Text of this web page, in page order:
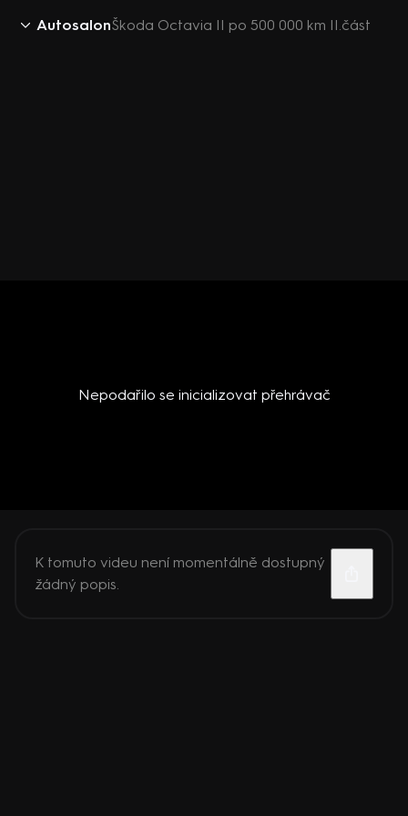
AutosalonŠkoda Octavia II po 500 000 km II.část
Nepodařilo se inicializovat přehrávač
K tomuto videu není momentálně dostupný
žádný popis.